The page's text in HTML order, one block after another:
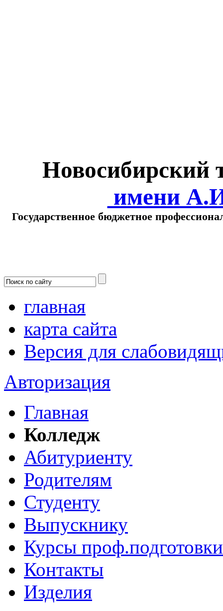
Новосибирский
имени
Государственное бюджетное
главная
карта сайта
Версия для
Авторизация
Главная
Колледж
Абитуриенту
Родителям
Студенту
Выпускнику
Курсы проф.подготовки
Контакты
Изделия